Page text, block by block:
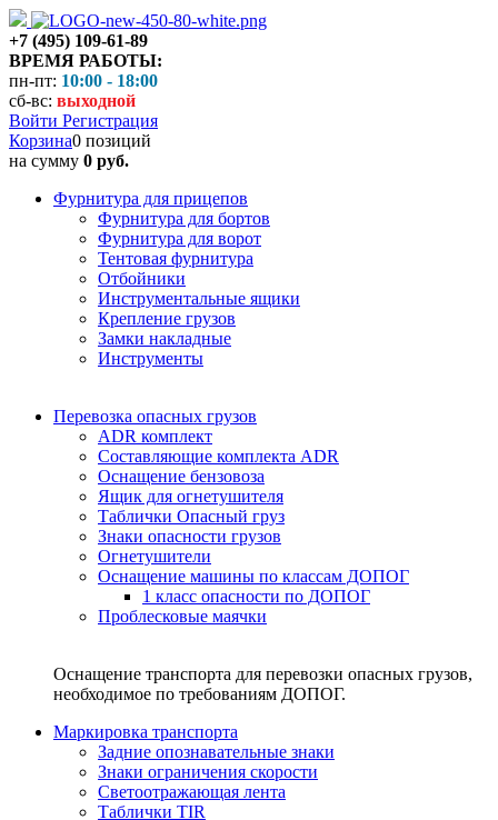
+7 (495) 109-61-89
ВРЕМЯ РАБОТЫ:
пн-пт: 10:00 - 18:00
сб-вс: выходной
Войти Регистрация
Корзина0 позиций
на сумму 0 руб.
Фурнитура для прицепов
Фурнитура для бортов
Фурнитура для ворот
Тентовая фурнитура
Отбойники
Инструментальные ящики
Крепление грузов
Замки накладные
Инструменты
Перевозка опасных грузов
ADR комплект
Составляющие комплекта ADR
Оснащение бензовоза
Ящик для огнетушителя
Таблички Опасный груз
Знаки опасности грузов
Огнетушители
Оснащение машины по классам ДОПОГ
1 класс опасности по ДОПОГ
Проблесковые маячки
Оснащение транспорта для перевозки опасных грузов,
необходимое по требованиям ДОПОГ.
Маркировка транспорта
Задние опознавательные знаки
Знаки ограничения скорости
Светоотражающая лента
Таблички TIR